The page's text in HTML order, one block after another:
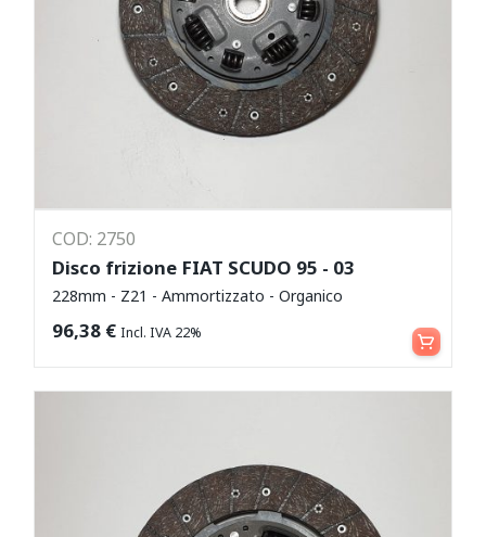
COD: 2750
Disco frizione FIAT SCUDO 95 - 03
228mm - Z21 - Ammortizzato - Organico
96,38 € Incl. IVA 22% Aggiungi al carrello